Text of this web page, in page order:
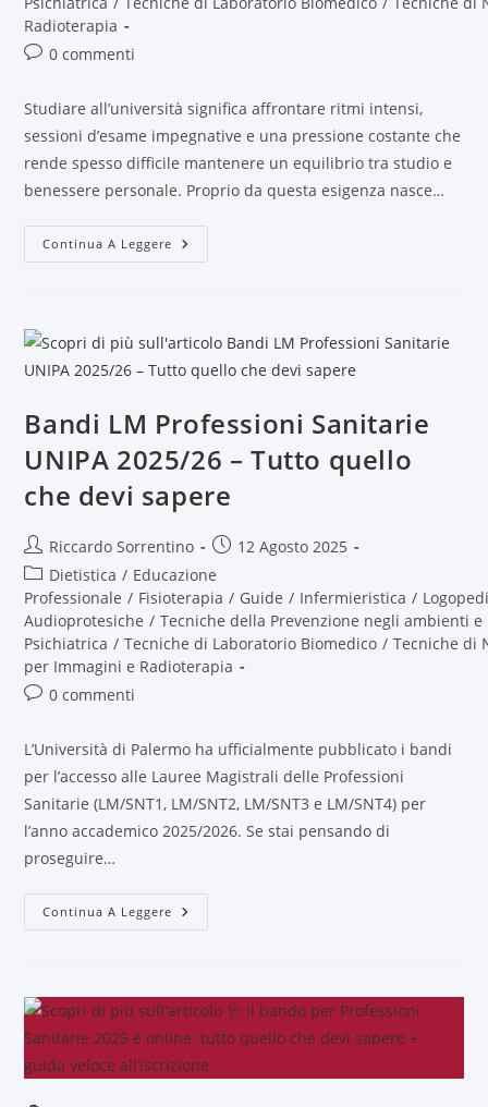
Radioterapia
0 commenti
Studiare all’università significa affrontare ritmi intensi,
sessioni d’esame impegnative e una pressione costante che
rende spesso difficile mantenere un equilibrio tra studio e
benessere personale. Proprio da questa esigenza nasce…
Continua A Leggere
Bandi LM Professioni Sanitarie
UNIPA 2025/26 – Tutto quello
che devi sapere
Riccardo Sorrentino
12 Agosto 2025
Dietistica / Educazione
Professionale / Fisioterapia / Guide / Infermieristica /
Audioprotesiche / Tecniche della Prevenzione negli ambienti
Psichiatrica / Tecniche di Laboratorio Biomedico / Tecniche di
per Immagini e Radioterapia
0 commenti
L’Università di Palermo ha ufficialmente pubblicato i bandi
per l’accesso alle Lauree Magistrali delle Professioni
Sanitarie (LM/SNT1, LM/SNT2, LM/SNT3 e LM/SNT4) per
l’anno accademico 2025/2026. Se stai pensando di
proseguire…
Continua A Leggere